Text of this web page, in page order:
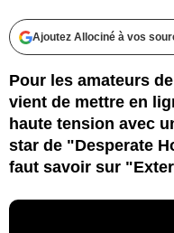
Ajoutez Allociné à vos
Pour les amateurs
vient de mettre en
haute tension avec
star de "Desperate
faut savoir sur